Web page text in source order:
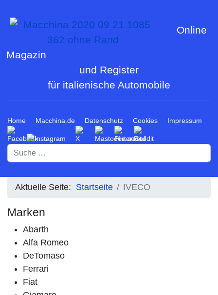
Online
Magazin
und Register
für italienische Automobile
Home Macchina.de Datenschutz Cookies Impressum
Suchen
Aktuelle Seite: Startseite IVECO
Marken
Abarth
Alfa Romeo
DeTomaso
Ferrari
Fiat